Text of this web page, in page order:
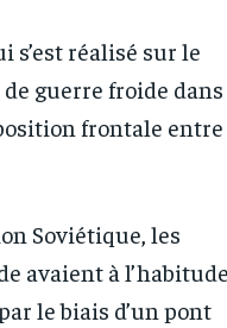
1-MONTH
/ month
1-MONTH
/ month
s’est réalisé sur le
de guerre froide dans
frontale entre
Soviétique, les
avaient à l’habitude
le biais d’un pont